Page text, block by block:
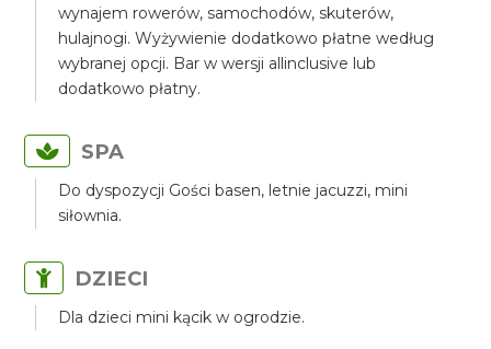
wynajem rowerów, samochodów, skuterów,
hulajnogi. Wyżywienie dodatkowo płatne według
wybranej opcji. Bar w wersji allinclusive lub
dodatkowo płatny.
SPA
Do dyspozycji Gości basen, letnie jacuzzi, mini
siłownia.
DZIECI
Dla dzieci mini kącik w ogrodzie.